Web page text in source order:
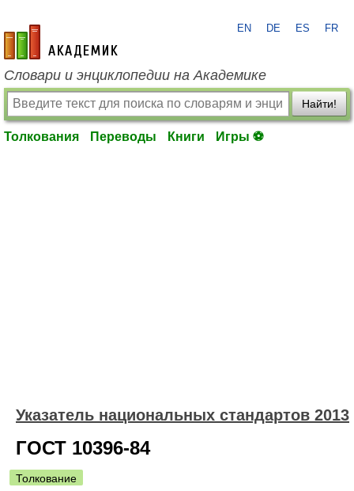
academic.ru
EN DE ES FR
Словари и энциклопедии на Академике
Найти!
Толкования Переводы Книги Игры ⚽
Указатель национальных стандартов 2013
ГОСТ 10396-84
Толкование